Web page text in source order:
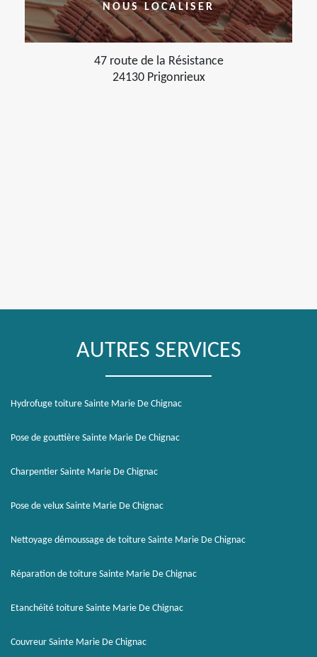
NOUS LOCALISER
47 route de la Résistance
24130 Prigonrieux
AUTRES SERVICES
Hydrofuge toiture Sainte Marie De Chignac
Pose de gouttière Sainte Marie De Chignac
Charpentier Sainte Marie De Chignac
Pose de velux Sainte Marie De Chignac
Nettoyage démoussage de toiture Sainte Marie De Chignac
Réparation de toiture Sainte Marie De Chignac
Etanchéité toiture Sainte Marie De Chignac
Couvreur Sainte Marie De Chignac